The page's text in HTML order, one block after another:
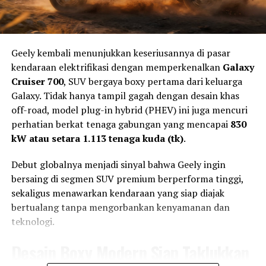
Vinales kini lebih memilih fokus pada proses pemulihan
dibandingkan menanggapi berbagai rumor mengenai
Cedera bahu menjadi tantangan tersendiri bagi pebalap
MotoGP karena kondisi fisik sangat menentukan
kemampuan mengendalikan motor prototype dengan
performa tinggi, terutama ketika menghadapi
pengereman keras, perubahan arah cepat, dan akselerasi
agresif.
Dengan kontrak yang masih berjalan hingga akhir
musim, Vinales memiliki kesempatan untuk kembali ke
lintasan dan membuktikan performanya bersama Tech3
KTM.
Perkembangan selanjutnya akan bergantung pada
menjadi pemasok tunggal ban balap.
Kemudian, mulai musim 2016, Michelin mengambil alih
tugas tersebut dan akan mengakhiri kiprahnya setelah
musim 2026 selesai.
Geely kembali menunjukkan keseriusannya di pasar
kendaraan elektrifikasi dengan memperkenalkan Galaxy
Cruiser 700, SUV bergaya boxy pertama dari keluarga
Galaxy. Tidak hanya tampil gagah dengan desain khas
off-road, model plug-in hybrid (PHEV) ini juga mencuri
perhatian berkat tenaga gabungan yang mencapai 830
kW atau setara 1.113 tenaga kuda (tk).
Debut globalnya menjadi sinyal bahwa Geely ingin
bersaing di segmen SUV premium berperforma tinggi,
sekaligus menawarkan kendaraan yang siap diajak
bertualang tanpa mengorbankan kenyamanan dan
teknologi.